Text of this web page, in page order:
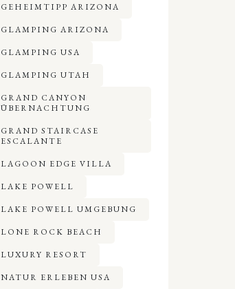
GEHEIMTIPP ARIZONA
GLAMPING ARIZONA
GLAMPING USA
GLAMPING UTAH
GRAND CANYON
ÜBERNACHTUNG
GRAND STAIRCASE
ESCALANTE
LAGOON EDGE VILLA
LAKE POWELL
LAKE POWELL UMGEBUNG
LONE ROCK BEACH
LUXURY RESORT
NATUR ERLEBEN USA